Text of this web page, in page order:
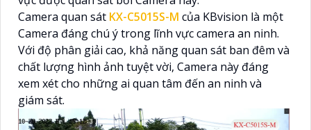
Camera quan sát KX-C5015S-M của KBvision là một
Camera đáng chú ý trong lĩnh vực camera an ninh.
Với độ phân giải cao, khả năng quan sát ban đêm và
chất lượng hình ảnh tuyệt vời, Camera này đáng
xem xét cho những ai quan tâm đến an ninh và
giám sát.